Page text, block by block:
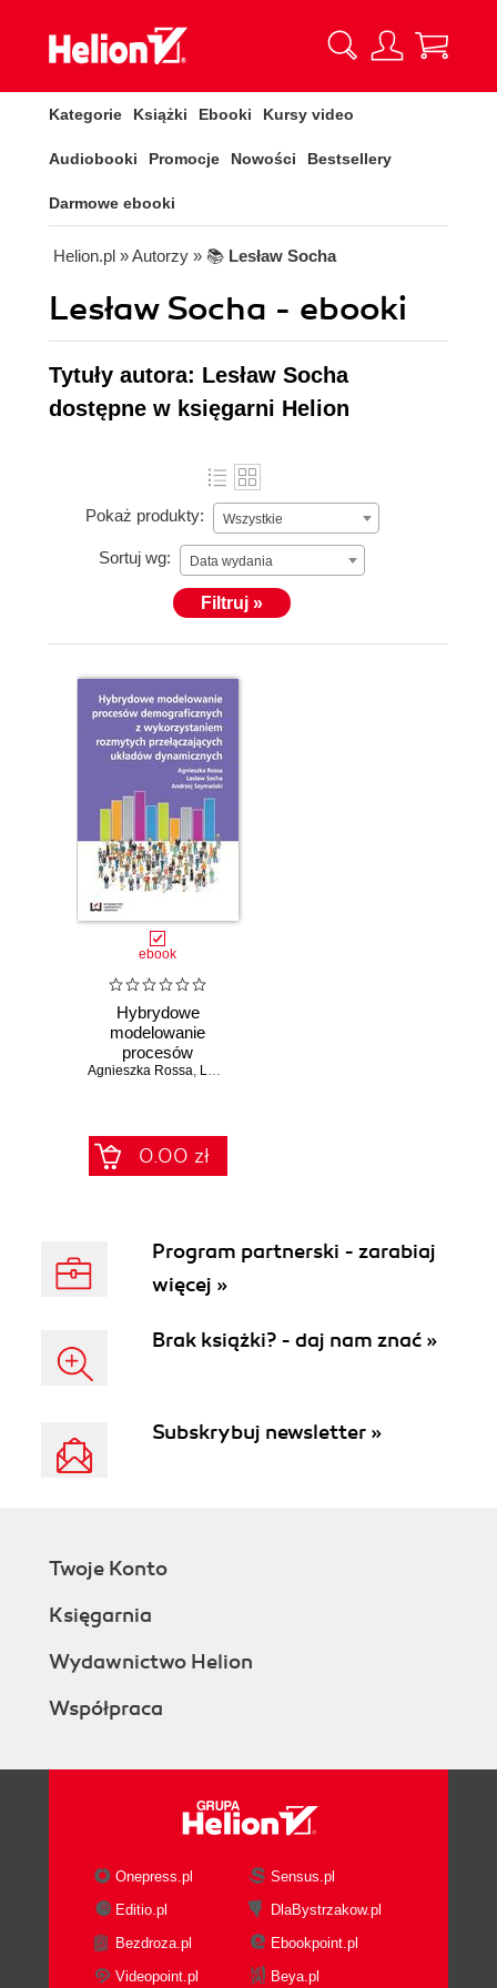
Kategorie Książki Ebooki Kursy video
Audiobooki Promocje Nowości Bestsellery
Darmowe ebooki
Helion.pl » Autorzy » 📚 Lesław Socha
Lesław Socha - ebooki
Tytuły autora: Lesław Socha
dostępne w księgarni Helion
Pokaż produkty: Wszystkie
Sortuj wg: Data wydania
Filtruj »
ebook
Hybrydowe
modelowanie
procesów
demograficznych z
przyłączających
układów
dynamicznych
Agnieszka Rossa, Lesław Socha
0.00 zł
Program partnerski - zarabiaj
więcej »
Brak książki? - daj nam znać »
Subskrybuj newsletter »
Twoje Konto
Księgarnia
Wydawnictwo Helion
Współpraca
Onepress.pl
Sensus.pl
Editio.pl
DlaBystrzakow.pl
Bezdroza.pl
Ebookpoint.pl
Videopoint.pl
Beya.pl